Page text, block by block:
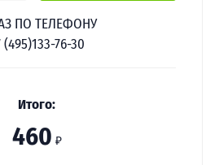
ПО ТЕЛЕФОНУ
(495)133-76-30
Итого:
460 ₽